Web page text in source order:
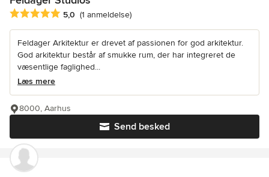
Gennemsnitlig bedømmelse: 5 ud af 5 stjerner
5,0 (1 anmeldelse)
Feldager Arkitektur er drevet af passionen for god arkitektur.
God arkitektur består af smukke rum, der har integreret de
væsentlige faglighed...
Læs mere
Send besked
8000, Aarhus